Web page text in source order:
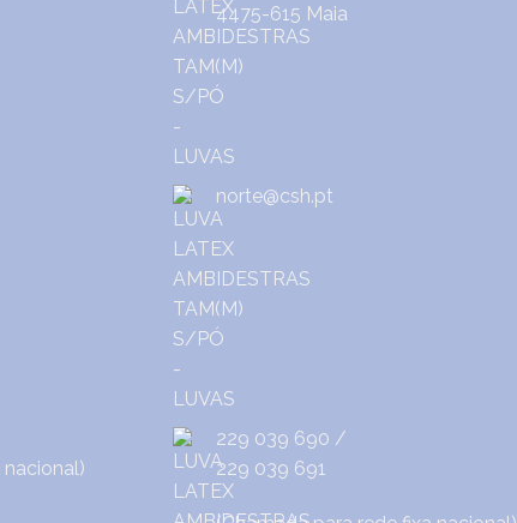
4475-615 Maia
norte@csh.pt
229 039 690 /
229 039 691